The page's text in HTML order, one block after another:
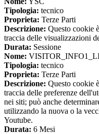
Tipologia: tecnico
Proprieta: Terze Parti
Descrizione: Questo cookie
traccia delle visualizzazioni
Durata: Sessione
Nome:
Tipologia: tecnico
Proprieta: Terze Parti
Descrizione: Questo cookie
traccia delle preferenze
nei siti; può anche
utilizzando la nuova o la
Youtube.
Durata: 6 Mesi